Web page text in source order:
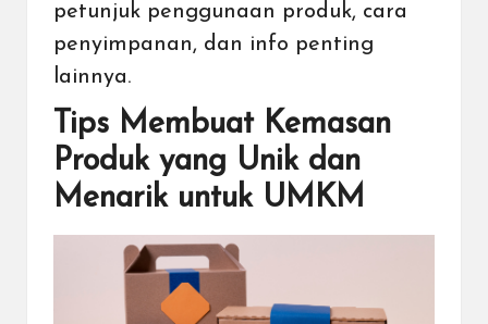
petunjuk penggunaan produk, cara
penyimpanan, dan info penting
lainnya.
Tips Membuat Kemasan
Produk yang Unik dan
Menarik untuk UMKM